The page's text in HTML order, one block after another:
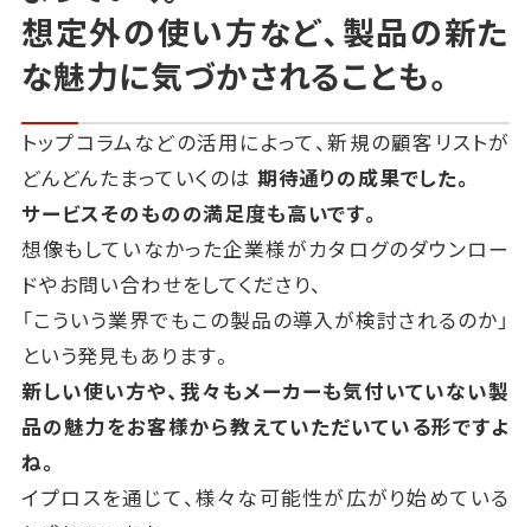
想定外の使い方など、製品の新た
な魅力に気づかされることも。
トップコラムなどの活用によって、新規の顧客リストが
どんどんたまっていくのは 期待通りの成果でした。
サービスそのものの満足度も高いです。
想像もしていなかった企業様がカタログのダウンロー
ドやお問い合わせをしてくださり、
「こういう業界でもこの製品の導入が検討されるのか」
という発見もあります。
新しい使い方や、我々もメーカーも気付いていない製
品の魅力をお客様から教えていただいている形ですよ
ね。
イプロスを通じて、様々な可能性が広がり始めている